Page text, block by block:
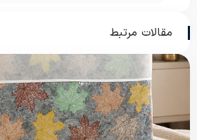
مقالات مرتبط